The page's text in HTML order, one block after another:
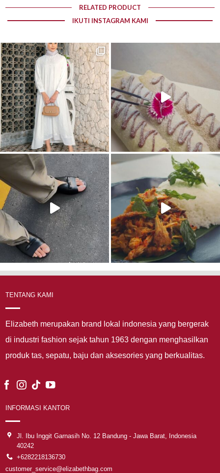
RELATED PRODUCT
IKUTI INSTAGRAM KAMI
TENTANG KAMI
Elizabeth merupakan brand lokal indonesia yang bergerak
di industri fashion sejak tahun 1963 dengan menghasilkan
produk tas, sepatu, baju dan aksesories yang berkualitas.
INFORMASI KANTOR
Jl. Ibu Inggit Garnasih No. 12 Bandung - Jawa Barat, Indonesia
40242
+6282218136730
customer_service@elizabethbag.com